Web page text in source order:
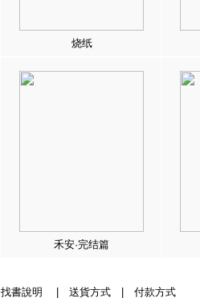
烧纸
禾安·完结篇
找書說明 送貨方式| 付款方式